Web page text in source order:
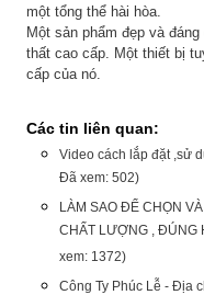
một tổng thể hài hòa.
Một sản phẩm đẹp và
thất cao cấp. Một thiết bị
cấp của nó.
Các tin liên quan:
Video cách lắp đặt ,sử
Đã xem: 502)
LÀM SAO ĐỂ CHỌN
CHẤT LƯỢNG , ĐÚNG
xem: 1372)
Công Ty Phúc Lễ - Địa